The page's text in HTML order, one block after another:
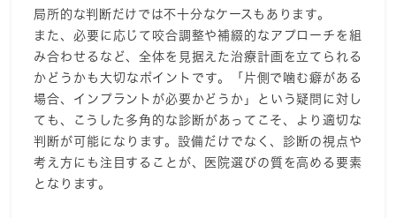
局所的な判断だけでは不十分なケースもあります。
また、必要に応じて咬合調整や補綴的なアプローチを組
み合わせるなど、全体を見据えた治療計画を立てられる
かどうかも大切なポイントです。「片側で噛む癖がある
場合、インプラントが必要かどうか」という疑問に対し
ても、こうした多角的な診断があってこそ、より適切な
判断が可能になります。設備だけでなく、診断の視点や
考え方にも注目することが、医院選びの質を高める要素
となります。